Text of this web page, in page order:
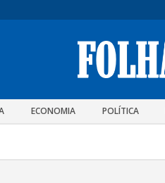
ECONOMIA POLÍTICA